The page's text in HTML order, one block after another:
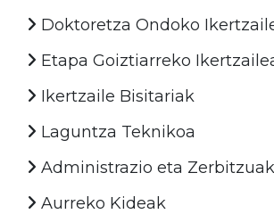
Doktoretza Ondoko
Etapa Goiztiarreko
Ikertzaile Bisitariak
Laguntza Teknikoa
Administrazio eta Zerbitzuak
Aurreko Kideak